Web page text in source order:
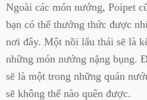
Ngoài các món nướng, Poipet
bạn có thể thưởng thức được
nơi đây. Một nồi lẩu thái sẽ là
những món nướng nặng bụng.
sẽ là một trong những quán
sẽ không thể nào quên được.